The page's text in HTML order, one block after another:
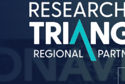
Siirry sisältöön